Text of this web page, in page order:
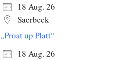
18 Aug. 26
Saerbeck
„Proat up Platt“
18 Aug. 26